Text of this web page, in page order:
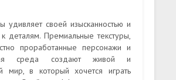
удивляет своей изысканностью и
деталям. Премиальные текстуры,
проработанные персонажи и
среда создают живой и
мир, в который хочется играть